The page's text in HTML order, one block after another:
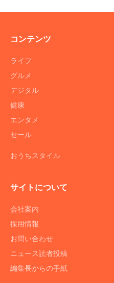
コンテンツ
ライフ
グルメ
デジタル
健康
エンタメ
セール
おうちスタイル
サイトについて
会社案内
採用情報
お問い合わせ
ニュース読者投稿
編集長からの手紙